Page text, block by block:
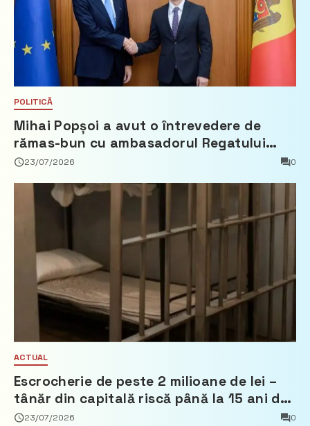
POLITICĂ
Mihai Popșoi a avut o întrevedere de
rămas-bun cu ambasadorul Regatului
Țărilor de Jos, Fred Duijn
23/07/2026 0
ACTUAL
Escrocherie de peste 2 milioane de lei –
tânăr din capitală riscă până la 15 ani de
închisoare
23/07/2026 0